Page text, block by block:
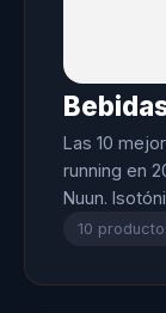
Las 10
running en
Nuun.
10